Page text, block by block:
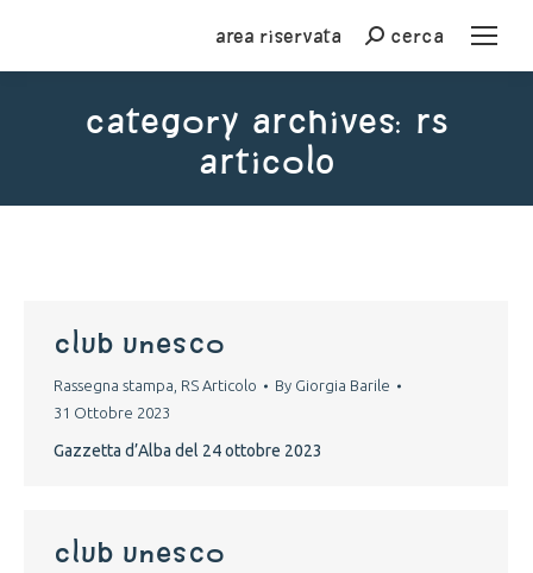
Area riservata Cercacerca
Category Archives: RS
Articolo
club unesco
Rassegna stampa RS Articolo By Giorgia Barile
31 Ottobre 2023
Gazzetta d’Alba del 24 ottobre 2023
club unesco